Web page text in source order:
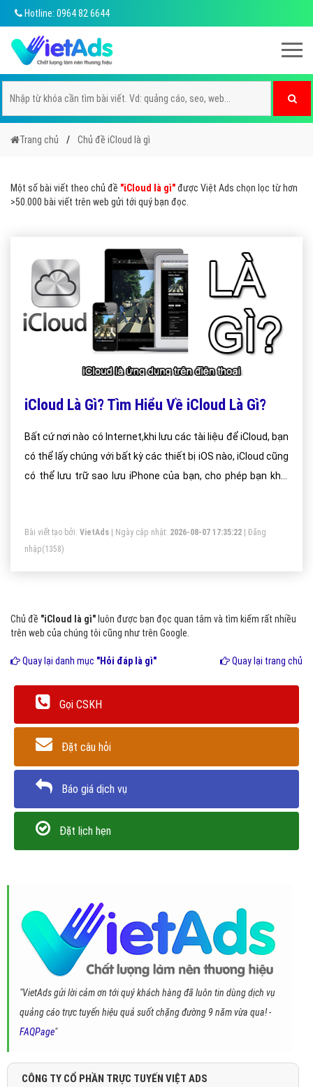
Hotline: 0964 82 6644
Trang chủ Chủ đề iCloud là gì
Một số bài viết theo chủ đề "iCloud là gì"được Việt Ads chọn lọc từ hơn
>50.000 bài viết trên web gửi tới quý bạn đọc.
iCloud Là Gì? Tìm Hiểu Về iCloud Là Gì?
Bất cứ nơi nào có Internet,khi lưu các tài liệu để iCloud, bạn
có thể lấy chúng với bất kỳ các thiết bị iOS nào, iCloud cũng
có thể lưu trữ sao lưu iPhone của bạn, cho phép bạn khôi
Bài viết tạo bởi: VietAds | Ngày cập nhật: 2026-08-07 17:35:22
Đăng
nhập(1358)
Chủ đề "iCloud là gì" luôn được bạn đọc quan tâm và tìm kiếm rất nhiều
trên web của chúng tôi cũng như trên Google.
Quay lại danh mục "Hỏi đáp là gì" Quay lại trang chủ
Gọi CSKH
Đặt câu hỏi
Báo giá dịch vụ
Đặt lịch hẹn
"VietAds gửi lời cảm ơn tới quý khách hàng đã luôn tin dùng dịch vụ
quảng cáo trực tuyến hiệu quả suốt chặng đường 9 năm vừa qua! -
FAQPage"
CÔNG TY CỔ PHẦN TRỰC TUYẾN VIỆT ADS